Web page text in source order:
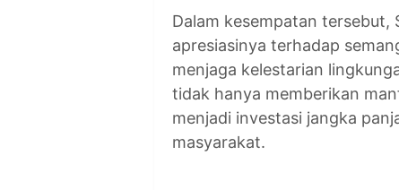
Dalam kesempatan tersebut,
apresiasinya terhadap
menjaga kelestarian
tidak hanya memberikan
menjadi investasi jangka
masyarakat.